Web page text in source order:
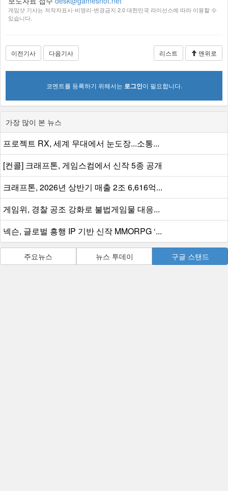
게임샷 기사는 저작자표시-비영리-변경금지 2.0 대한민국 라이선스에 따라 이용할 수
있습니다.
이전기사 다음기사 리스트 맨위로
코멘트를 등록하기 위해서는 로그인이 필요합니다.
가장 많이 본 뉴스
프로젝트 RX, 세계 무대에서 눈도장...소통...
[컨콜] 크래프톤, 게임스컴에서 신작 5종 공개
크래프톤, 2026년 상반기 매출 2조 6,616억...
게임위, 경찰 공조 강화로 불법게임물 대응...
넥슨, 글로벌 흥행 IP 기반 신작 MMORPG ‘...
주요뉴스 뉴스 투데이 구글 스탠드